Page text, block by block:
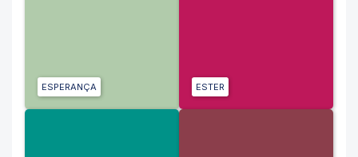
ESPERANÇA ESTER